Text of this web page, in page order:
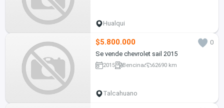
Hualqui
$5.800.000
0
Se vende chevrolet sail 2015
2015 Bencina 62690 km
Talcahuano